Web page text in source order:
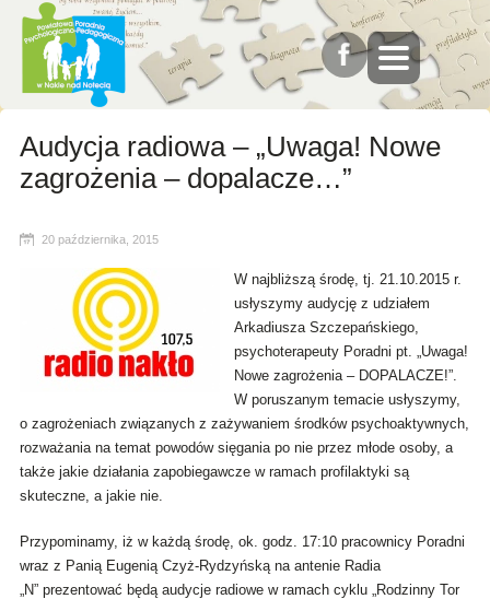
Audycja radiowa – „Uwaga! Nowe
zagrożenia – dopalacze…”
20 października, 2015
W najbliższą środę, tj. 21.10.2015 r.
usłyszymy audycję z udziałem
Arkadiusza Szczepańskiego,
psychoterapeuty Poradni pt. „Uwaga!
Nowe zagrożenia – DOPALACZE!”.
W poruszanym temacie usłyszymy,
o zagrożeniach związanych z zażywaniem środków psychoaktywnych,
rozważania na temat powodów sięgania po nie przez młode osoby, a
także jakie działania zapobiegawcze w ramach profilaktyki są
skuteczne, a jakie nie.
Przypominamy, iż w każdą środę, ok. godz. 17:10 pracownicy Poradni
wraz z Panią Eugenią Czyż-Rydzyńską na antenie Radia
„N” prezentować będą audycje radiowe w ramach cyklu „Rodzinny Tor